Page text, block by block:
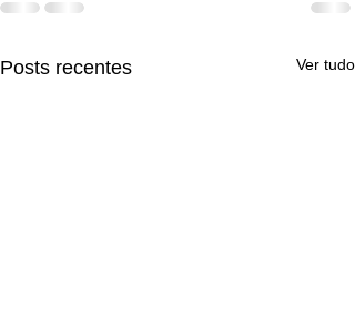
Posts recentes Ver tudo